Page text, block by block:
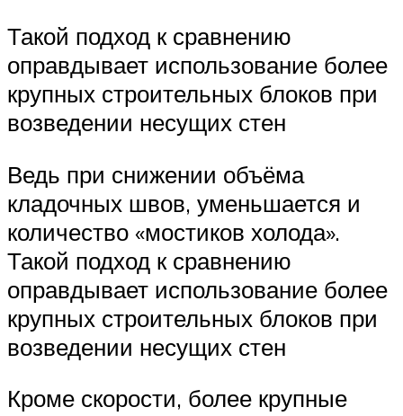
Такой подход к сравнению
оправдывает использование более
крупных строительных блоков при
возведении несущих стен
Ведь при снижении объёма
кладочных швов, уменьшается и
количество «мостиков холода».
Такой подход к сравнению
оправдывает использование более
крупных строительных блоков при
возведении несущих стен
Кроме скорости, более крупные